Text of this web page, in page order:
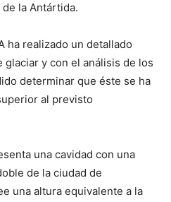
la Antártida.
ha realizado un detallado
y con el análisis de los
determinar que éste se ha
al previsto
una cavidad con una
de la ciudad de
una altura equivalente a la